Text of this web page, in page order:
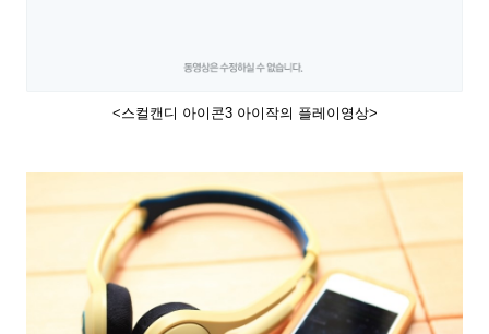
<스컬캔디 아이콘3 아이작의 플레이영상>